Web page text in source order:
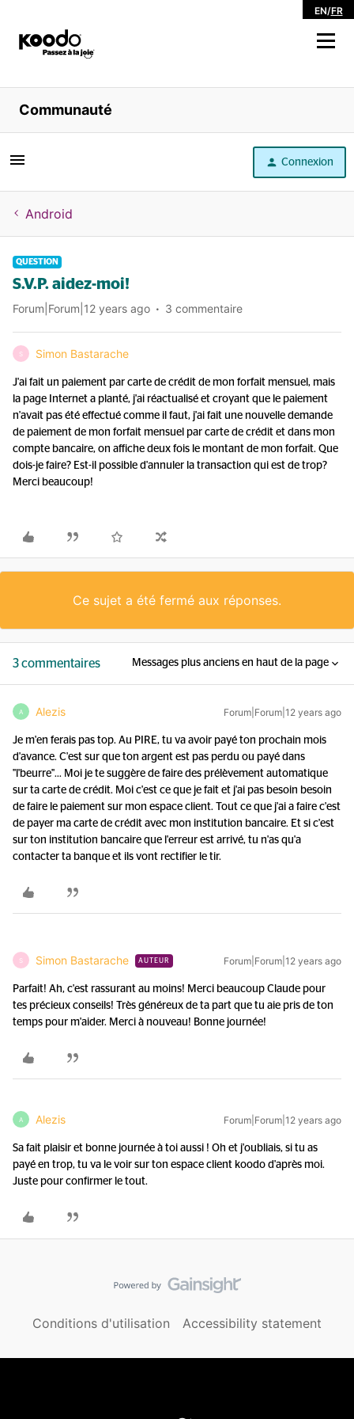
EN/FR
Magasiner
Libre service
Aide
Communauté
Connexion
Android
QUESTION
S.V.P. aidez-moi!
Forum|Forum|12 years ago 3 commentaire
S Simon Bastarache
J'ai fait un paiement par carte de crédit de mon forfait mensuel, mais
la page Internet a planté, j'ai réactualisé et croyant que le paiement
n'avait pas été effectué comme il faut, j'ai fait une nouvelle demande
de paiement de mon forfait mensuel par carte de crédit et dans mon
compte bancaire, on affiche deux fois le montant de mon forfait. Que
dois-je faire? Est-il possible d'annuler la transaction qui est de trop?
Merci beaucoup!
Ce sujet a été fermé aux réponses.
3 commentaires Messages plus anciens en haut de la page
A Alezis Forum|Forum|12 years ago
Je m'en ferais pas top. Au PIRE, tu va avoir payé ton prochain mois
d'avance. C'est sur que ton argent est pas perdu ou payé dans
"l'beurre"... Moi je te suggère de faire des prélèvement automatique
sur ta carte de crédit. Moi c'est ce que je fait et j'ai pas besoin besoin
de faire le paiement sur mon espace client. Tout ce que j'ai a faire c'est
de payer ma carte de crédit avec mon institution bancaire. Et si c'est
sur ton institution bancaire que l'erreur est arrivé, tu n'as qu'a
contacter ta banque et ils vont rectifier le tir.
S Simon Bastarache AUTEUR Forum|Forum|12 years ago
Parfait! Ah, c'est rassurant au moins! Merci beaucoup Claude pour
tes précieux conseils! Très généreux de ta part que tu aie pris de ton
temps pour m'aider. Merci à nouveau! Bonne journée!
A Alezis Forum|Forum|12 years ago
Sa fait plaisir et bonne journée à toi aussi ! Oh et j'oubliais, si tu as
payé en trop, tu va le voir sur ton espace client koodo d'après moi.
Juste pour confirmer le tout.
Conditions d'utilisation Accessibility statement